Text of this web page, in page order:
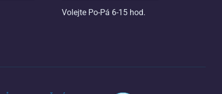
Volejte Po-Pá 6-15 hod.